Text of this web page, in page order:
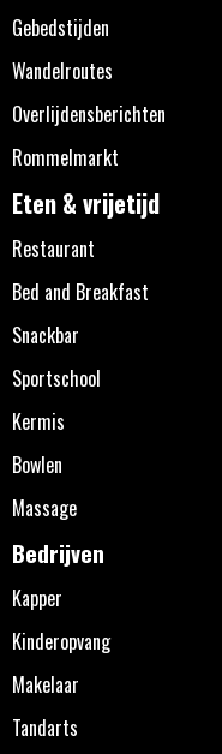
Gebedstijden
Wandelroutes
Overlijdensberichten
Rommelmarkt
Eten & vrijetijd
Restaurant
Bed and Breakfast
Snackbar
Sportschool
Kermis
Bowlen
Massage
Bedrijven
Kapper
Kinderopvang
Makelaar
Tandarts